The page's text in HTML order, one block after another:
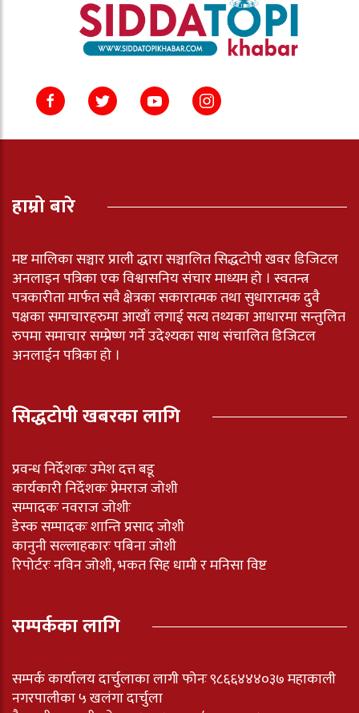
हाम्रो बारे
मष्ट मालिका सञ्चार प्राली द्धारा सञ्चालित सिद्धटोपी खवर डिजिटल
अनलाइन पत्रिका एक विश्वासनिय संचार माध्यम हो । स्वतन्त्र
पत्रकारीता मार्फत सवै क्षेत्रका सकारात्मक तथा सुधारात्मक दुवै
पक्षका समाचारहरुमा आखाँ लगाई सत्य तथ्यका आधारमा सन्तुलित
रुपमा समाचार सम्प्रेष्ण गर्ने उदेश्यका साथ संचालित डिजिटल
अनलाईन पत्रिका हो ।
सिद्धटोपी खबरका लागि
प्रवन्ध निर्देशकः उमेश दत्त बडू
कार्यकारी निर्देशकः प्रेमराज जोशी
सम्पादकः नवराज जोशीः
डेस्क सम्पादकः शान्ति प्रसाद जोशी
कानुनी सल्लाहकारः पबिना जोशी
रिपोर्टरः नविन जोशी, भकत सिह धामी र मनिसा विष्ट
सम्पर्कका लागि
सम्पर्क कार्यालय दार्चुलाका लागी फोनः ९८६६४४४०३७ महाकाली
नगरपालीका ५ खलंगा दार्चुला